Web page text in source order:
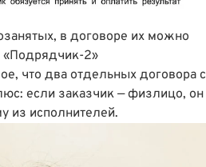
в договоре их можно
«Подрядчик-2»
что два отдельных договора с
если заказчик — физлицо, он
из исполнителей.